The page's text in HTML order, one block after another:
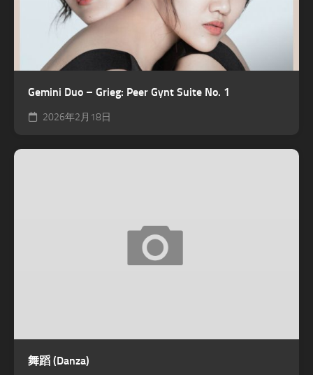
Gemini Duo – Grieg: Peer Gynt Suite No. 1
2026年2月18日
舞蹈 (Danza)